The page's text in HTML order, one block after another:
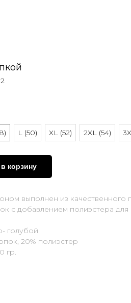
L (50) XL (52) 2XL (54)
корзину
выполнен из качественного
с добавлением полиэстера для
голубой
20% полиэстер
гр.